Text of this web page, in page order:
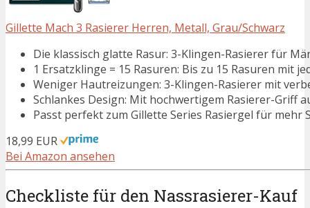
Gillette Mach 3 Rasierer Herren, Metall, Grau/Schwarz
Die klassisch glatte Rasur: 3-Klingen-Rasierer für
1 Ersatzklinge = 15 Rasuren: Bis zu 15 Rasuren mit
Weniger Hautreizungen: 3-Klingen-Rasierer mit
Schlankes Design: Mit hochwertigem Rasierer-Griff
Passt perfekt zum Gillette Series Rasiergel für mehr
18,99 EUR
Bei Amazon ansehen
Checkliste für den Nassrasierer-Kauf